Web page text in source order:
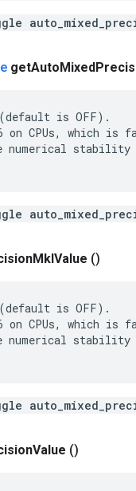
getAutoMixed
is OFF).
CPUs, which is
numerical
MklValue ()
is OFF).
CPUs, which is
numerical
Value ()